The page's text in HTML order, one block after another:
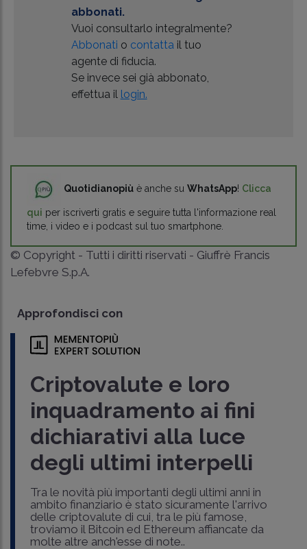
abbonati.
Vuoi consultarlo integralmente?
Abbonati o contatta il tuo
agente di fiducia.
Se invece sei già abbonato,
effettua il login.
Quotidianopiù è anche su WhatsApp! Clicca
qui per iscriverti gratis e seguire tutta l'informazione real
time, i video e i podcast sul tuo smartphone.
© Copyright - Tutti i diritti riservati - Giuffrè Francis
Lefebvre S.p.A.
Approfondisci con
Criptovalute e loro
inquadramento ai fini
dichiarativi alla luce
degli ultimi interpelli
Tra le novità più importanti degli ultimi anni in
ambito finanziario è stato sicuramente l'arrivo
delle criptovalute di cui, tra le più famose,
troviamo il Bitcoin ed Ethereum affiancate da
molte altre anch'esse di note..